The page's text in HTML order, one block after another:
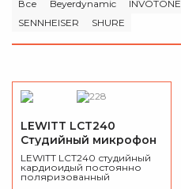
Все Beyerdynamic INVOTONE
SENNHEISER
SHURE
LEWITT LCT240
Студийный микрофон
LEWITT LCT240 студийный
кардиоидый постоянно
поляризованный